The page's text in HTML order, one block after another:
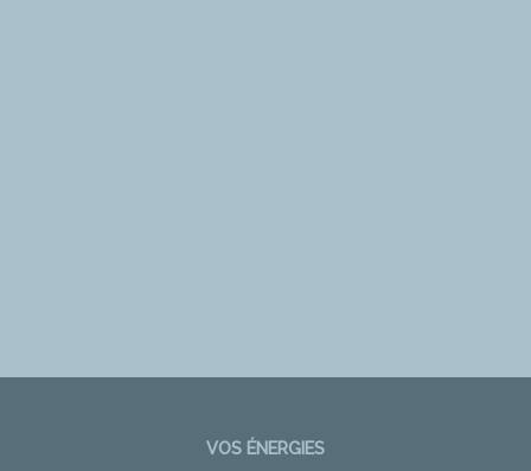
VOS ÉNERGIES